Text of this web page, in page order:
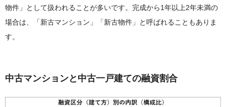
物件」として扱われることが多いです。完成から1年以上2年未満の
場合は、「新古マンション」「新古物件」と呼ばれることもありま
す。
中古マンションと中古一戸建ての融資割合